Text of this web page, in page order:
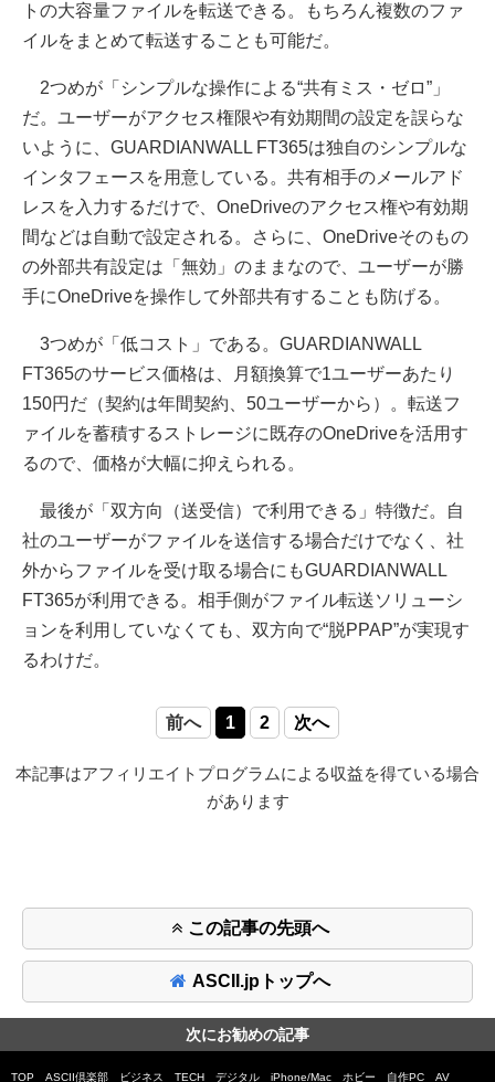
トの大容量ファイルを転送できる。もちろん複数のファ
イルをまとめて転送することも可能だ。
2つめが「シンプルな操作による“共有ミス・ゼロ”」
だ。ユーザーがアクセス権限や有効期間の設定を誤らな
いように、GUARDIANWALL FT365は独自のシンプルな
インタフェースを用意している。共有相手のメールアド
レスを入力するだけで、OneDriveのアクセス権や有効期
間などは自動で設定される。さらに、OneDriveそのもの
の外部共有設定は「無効」のままなので、ユーザーが勝
手にOneDriveを操作して外部共有することも防げる。
3つめが「低コスト」である。GUARDIANWALL
FT365のサービス価格は、月額換算で1ユーザーあたり
150円だ（契約は年間契約、50ユーザーから）。転送フ
ァイルを蓄積するストレージに既存のOneDriveを活用す
るので、価格が大幅に抑えられる。
最後が「双方向（送受信）で利用できる」特徴だ。自
社のユーザーがファイルを送信する場合だけでなく、社
外からファイルを受け取る場合にもGUARDIANWALL
FT365が利用できる。相手側がファイル転送ソリューシ
ョンを利用していなくても、双方向で“脱PPAP”が実現す
るわけだ。
前へ 1 2 次へ
本記事はアフィリエイトプログラムによる収益を得ている場合
があります
この記事の先頭へ
ASCII.jpトップへ
次にお勧めの記事
TOP ASCII倶楽部 ビジネス TECH デジタル iPhone/Mac ホビー 自作PC AV